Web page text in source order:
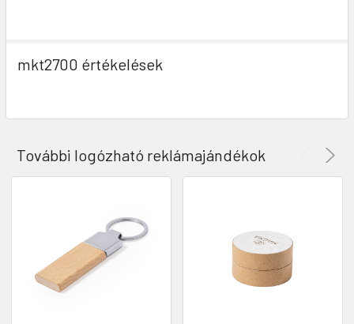
mkt2700 értékelések
További logózható reklámajándékok